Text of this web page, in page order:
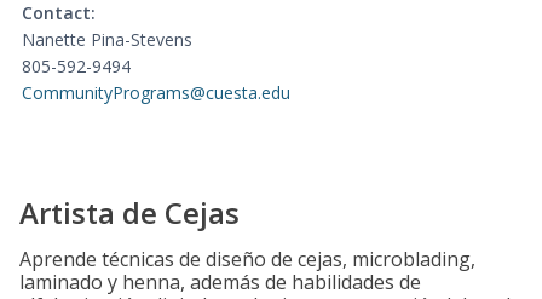
Contact:
Nanette Pina-Stevens
805-592-9494
CommunityPrograms@cuesta.edu
Artista de Cejas
Aprende técnicas de diseño de cejas, microblading,
laminado y henna, además de habilidades de